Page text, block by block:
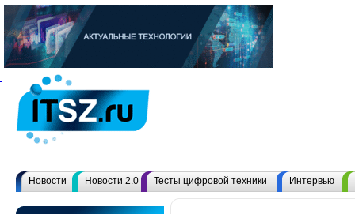
Новости Новости 2.0 Тесты цифровой техники Интервью